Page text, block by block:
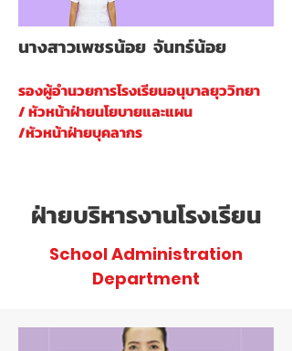
นางสาวเพชรน้อย จันทร์น้อย
รองผู้อำนวยการโรงเรียนอนุบาลยุววิทยา
/หัวหน้าฝ่ายนโยบายและแผน
/หัวหน้าฝ่ายบุคลากร
ฝ่ายบริหารงานโรงเรียน
School Administration
Department